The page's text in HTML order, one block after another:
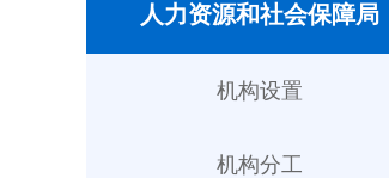
人力资源和社会保障局
机构设置
机构分工